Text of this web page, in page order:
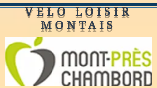
VELO LOISIR
MONTAIS